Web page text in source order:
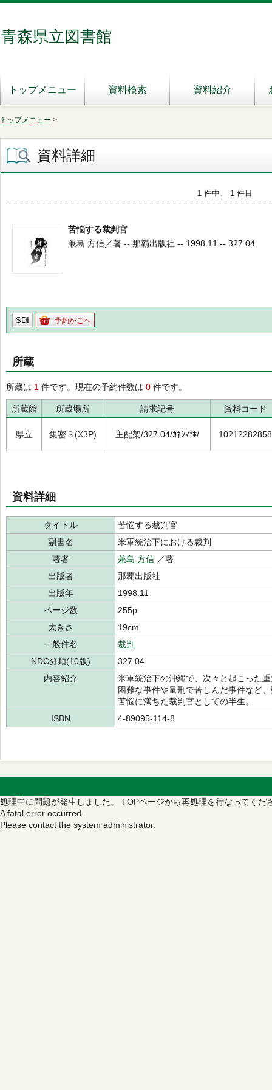
青森県立図書館
トップメニュー 資料検索 資料紹介
トップメニュー >
資料詳細
1 件中、 1 件目
苦悩する裁判官
兼島 方信／著 -- 那覇出版社 -- 1998.11 -- 327.04
SDI 予約かごへ
所蔵
所蔵は 1 件です。現在の予約件数は 0 件です。
所蔵館 所蔵場所 請求記号 資料コード
県立 集密３(X3P) 主配架/327.04/ｶﾈｼﾏ*ﾎ/ 10212282858
資料詳細
タイトル
苦悩する裁判官
副書名
米軍統治下における裁判
著者
兼島 方信 ／著
出版者
那覇出版社
出版年
1998.11
ページ数
255p
大きさ
19cm
一般件名
裁判
NDC分類(10版)
327.04
内容紹介
米軍統治下の沖縄で、次々と起こった
困難な事件や量刑で苦しんだ事件など
苦悩に満ちた裁判官としての半生。
ISBN
4-89095-114-8
処理中に問題が発生しました。 TOPページから再処理を行なってくだ
A fatal error occurred.
Please contact the system administrator.